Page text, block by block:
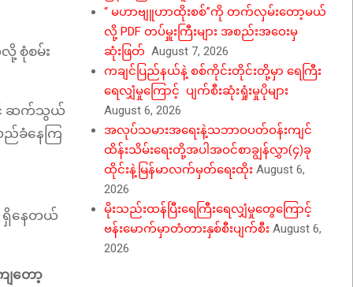
စုံစမ်း
င့် ဆက်သွယ်
ည်ခံနေကြ
ရှိနေတယ်
တော့
“ မဟာဗျူဟာထိုးစစ်”ကို တက်လှမ်းတော့မယ်
လို့ PDF တပ်မှူးကြီးများ အစည်းအဝေးမှ
ဆုံးဖြတ် August 7, 2026
ကချင်ပြည်နယ်နဲ့ စစ်ကိုင်းတိုင်းတို့မှာ ရေကြီး
ရေလျှံမှုကြောင့် ပျက်စီးဆုံးရှုံးမှုပိုများ
August 6, 2026
အလုပ်သမားအရေးနဲ့သဘာဝပတ်ဝန်းကျင်
ထိန်းသိမ်းရေးတို့အပါအဝင်စာချွန်လွှာ(၄)ခု
ထိုင်းနဲ့မြန်မာလက်မှတ်ရေးထိုး August 6,
2026
မိုးသည်းထန်ပြီးရေကြီးရေလျှံမှုတွေကြောင့်
ဗန်းမောက်မှာတံတားနှစ်စီးပျက်စီး August 6,
2026